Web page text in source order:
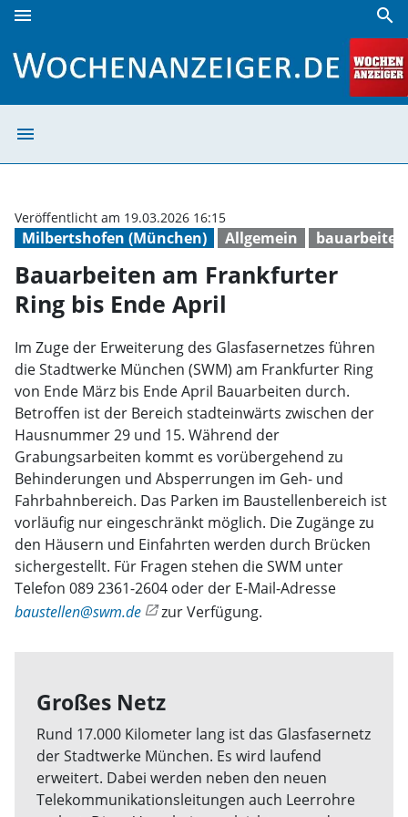
menu search
menu
Milbertshofen (München) Allgemein bauarbeiten
Veröffentlicht am 19.03.2026 16:15
Bauarbeiten am Frankfurter
Ring bis Ende April
Im Zuge der Erweiterung des Glasfasernetzes führen
die Stadtwerke München (SWM) am Frankfurter Ring
von Ende März bis Ende April Bauarbeiten durch.
Betroffen ist der Bereich stadteinwärts zwischen der
Hausnummer 29 und 15. Während der
Grabungsarbeiten kommt es vorübergehend zu
Behinderungen und Absperrungen im Geh- und
Fahrbahnbereich. Das Parken im Baustellenbereich ist
vorläufig nur eingeschränkt möglich. Die Zugänge zu
den Häusern und Einfahrten werden durch Brücken
sichergestellt. Für Fragen stehen die SWM unter
Telefon 089 2361-2604 oder der E-Mail-Adresse
baustellen@swm.de
zur Verfügung.
Großes Netz
Rund 17.000 Kilometer lang ist das Glasfasernetz
der Stadtwerke München. Es wird laufend
erweitert. Dabei werden neben den neuen
Telekommunikationsleitungen auch Leerrohre